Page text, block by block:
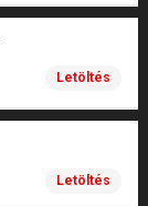
Letöltés
Letöltés